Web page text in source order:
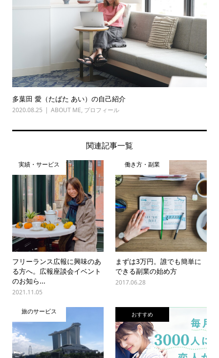
多葉田 愛（たばた あい）の自己紹介
2020.08.25 ABOUT ME, プロフィール
関連記事一覧
実績・サービス
フリーランス広報に興味のあ
る方へ。広報座談会イベント
のお知ら...
2021.11.05
働き方・副業
まずは3万円。誰でも簡単に
できる副業の始め方
2017.06.28
旅のサービス おすすめ